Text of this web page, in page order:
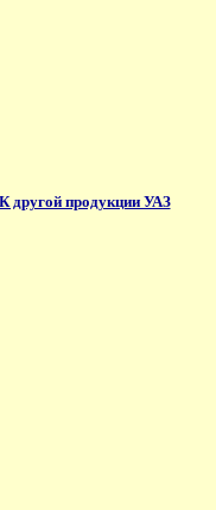
К другой продукции УАЗ